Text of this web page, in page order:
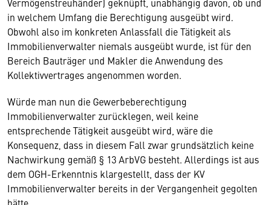
in welchem Umfang die Berechtigung ausgeübt wird.
Obwohl also im konkreten Anlassfall die Tätigkeit als
Immobilienverwalter niemals ausgeübt wurde, ist für den
Bereich Bauträger und Makler die Anwendung des
Kollektivvertrages angenommen worden.
Würde man nun die Gewerbeberechtigung
Immobilienverwalter zurücklegen, weil keine
entsprechende Tätigkeit ausgeübt wird, wäre die
Konsequenz, dass in diesem Fall zwar grundsätzlich keine
Nachwirkung gemäß § 13 ArbVG besteht. Allerdings ist aus
dem OGH-Erkenntnis klargestellt, dass der KV
Immobilienverwalter bereits in der Vergangenheit gegolten